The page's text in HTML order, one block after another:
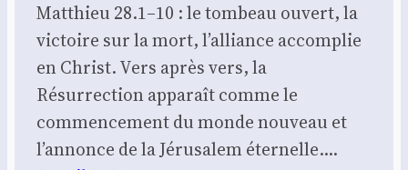
Matthieu 28.1–10 : le tombeau ouvert, la
victoire sur la mort, l’alliance accomplie
en Christ. Vers après vers, la
Résurrection apparaît comme le
commencement du monde nouveau et
l’annonce de la Jérusalem éternelle.…